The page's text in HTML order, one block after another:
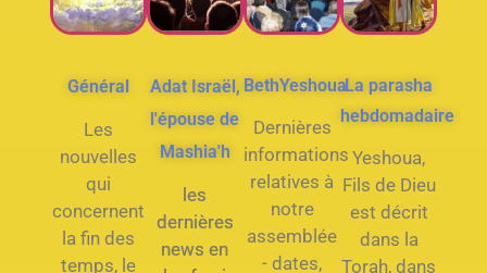
Général
Les
nouvelles
qui
concernent
la fin des
temps, le
Adat Israël,
l'épouse de
Mashia'h
les
dernières
news en
BethYeshoua
Dernières
informations
relatives à
notre
assemblée
- dates,
La parasha
hebdomadaire
Yeshoua,
Fils de Dieu
est décrit
dans la
Torah, dans